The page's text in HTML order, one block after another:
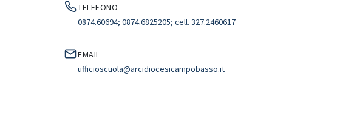
TELEFONO
0874.60694; 0874.6825205; cell. 327.2460617
EMAIL
ufficioscuola@arcidiocesicampobasso.it